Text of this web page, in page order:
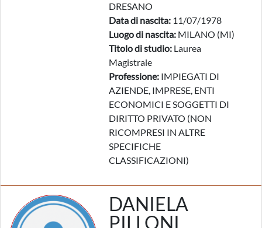
DRESANO
Data di nascita: 11/07/1978
Luogo di nascita: MILANO (MI)
Titolo di studio: Laurea
Magistrale
Professione: IMPIEGATI DI
AZIENDE, IMPRESE, ENTI
ECONOMICI E SOGGETTI DI
DIRITTO PRIVATO (NON
RICOMPRESI IN ALTRE
SPECIFICHE
CLASSIFICAZIONI)
DANIELA
PILLONI